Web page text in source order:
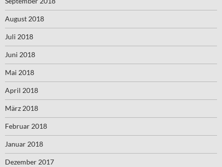
August 2018
Juli 2018
Juni 2018
Mai 2018
April 2018
März 2018
Februar 2018
Januar 2018
Dezember 2017